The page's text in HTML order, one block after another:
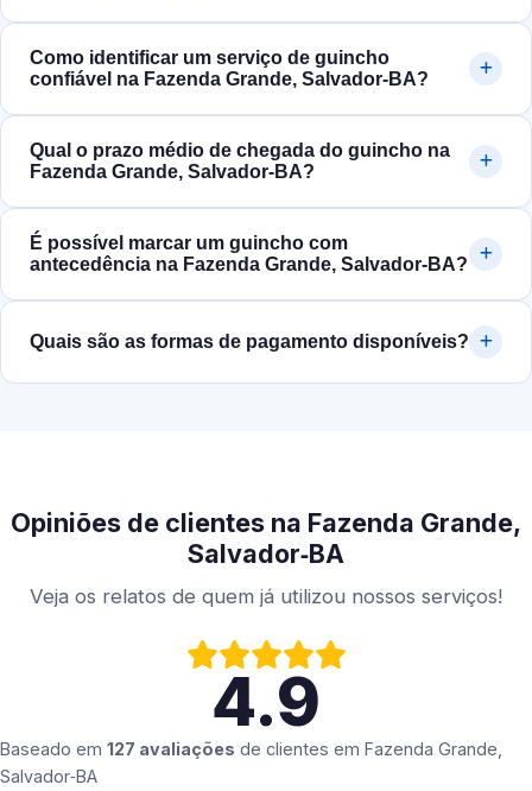
Como identificar um serviço de guincho
confiável na Fazenda Grande, Salvador‑BA?
Qual o prazo médio de chegada do guincho na
Fazenda Grande, Salvador‑BA?
É possível marcar um guincho com
antecedência na Fazenda Grande, Salvador‑BA?
Quais são as formas de pagamento disponíveis?
Opiniões de clientes na Fazenda Grande,
Salvador‑BA
Veja os relatos de quem já utilizou nossos serviços!
4.9
Baseado em 127 avaliações de clientes em Fazenda Grande,
Salvador‑BA